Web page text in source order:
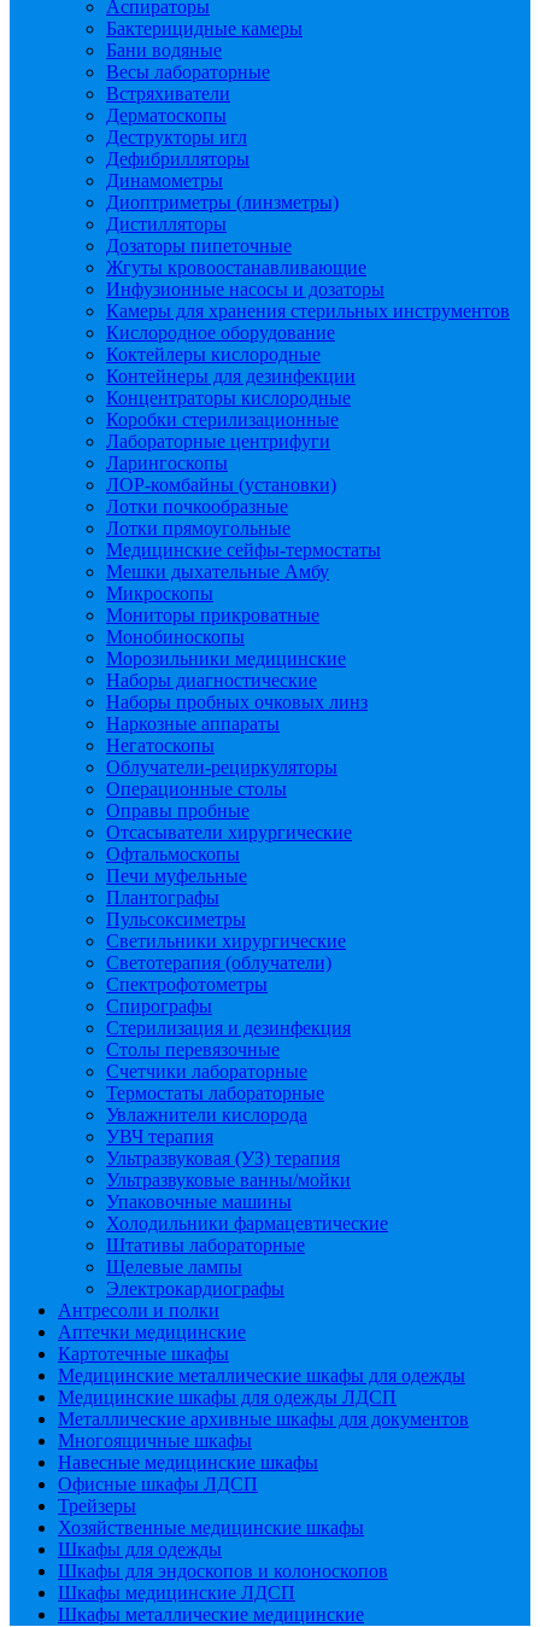
Аспираторы
Бактерицидные камеры
Бани водяные
Весы лабораторные
Встряхиватели
Дерматоскопы
Деструкторы игл
Дефибрилляторы
Динамометры
Диоптриметры (линзметры)
Дистилляторы
Дозаторы пипеточные
Жгуты кровоостанавливающие
Инфузионные насосы и дозаторы
Камеры для хранения стерильных инструментов
Кислородное оборудование
Коктейлеры кислородные
Контейнеры для дезинфекции
Концентраторы кислородные
Коробки стерилизационные
Лабораторные центрифуги
Ларингоскопы
ЛОР-комбайны (установки)
Лотки почкообразные
Лотки прямоугольные
Медицинские сейфы-термостаты
Мешки дыхательные Амбу
Микроскопы
Мониторы прикроватные
Монобиноскопы
Морозильники медицинские
Наборы диагностические
Наборы пробных очковых линз
Наркозные аппараты
Негатоскопы
Облучатели-рециркуляторы
Операционные столы
Оправы пробные
Отсасыватели хирургические
Офтальмоскопы
Печи муфельные
Плантографы
Пульсоксиметры
Светильники хирургические
Светотерапия (облучатели)
Спектрофотометры
Спирографы
Стерилизация и дезинфекция
Столы перевязочные
Счетчики лабораторные
Термостаты лабораторные
Увлажнители кислорода
УВЧ терапия
Ультразвуковая (УЗ) терапия
Ультразвуковые ванны/мойки
Упаковочные машины
Холодильники фармацевтические
Штативы лабораторные
Щелевые лампы
Электрокардиографы
Антресоли и полки
Аптечки медицинские
Картотечные шкафы
Медицинские металлические шкафы для одежды
Медицинские шкафы для одежды ЛДСП
Металлические архивные шкафы для документов
Многоящичные шкафы
Навесные медицинские шкафы
Офисные шкафы ЛДСП
Трейзеры
Хозяйственные медицинские шкафы
Шкафы для одежды
Шкафы для эндоскопов и колоноскопов
Шкафы медицинские ЛДСП
Шкафы металлические медицинские